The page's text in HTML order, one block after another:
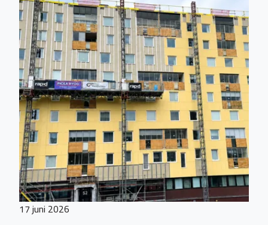
17 juni 2026